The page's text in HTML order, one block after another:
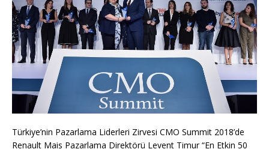
Türkiye’nin Pazarlama Liderleri Zirvesi CMO Summit 2018’de
Renault Mais Pazarlama Direktörü Levent Timur “En Etkin 50